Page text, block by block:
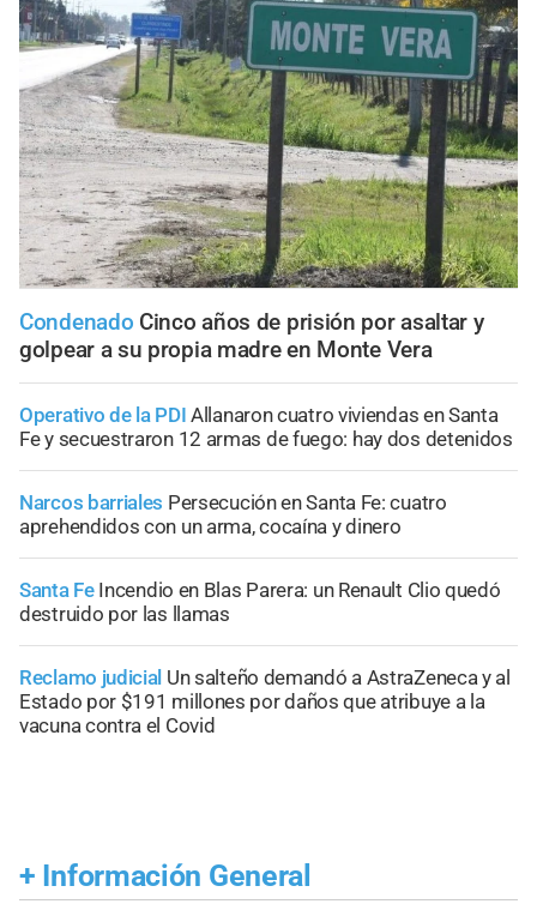
Condenado Cinco años de prisión por asaltar y
golpear a su propia madre en Monte Vera
Operativo de la PDI Allanaron cuatro viviendas en Santa
Fe y secuestraron 12 armas de fuego: hay dos detenidos
Narcos barriales Persecución en Santa Fe: cuatro
aprehendidos con un arma, cocaína y dinero
Santa Fe Incendio en Blas Parera: un Renault Clio quedó
destruido por las llamas
Reclamo judicial Un salteño demandó a AstraZeneca y al
Estado por $191 millones por daños que atribuye a la
vacuna contra el Covid
+ Información General